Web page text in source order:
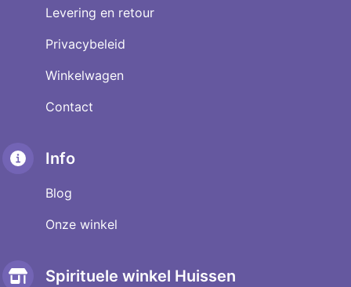
Levering en retour
Privacybeleid
Winkelwagen
Contact
Info
Blog
Onze winkel
Spirituele winkel Huissen